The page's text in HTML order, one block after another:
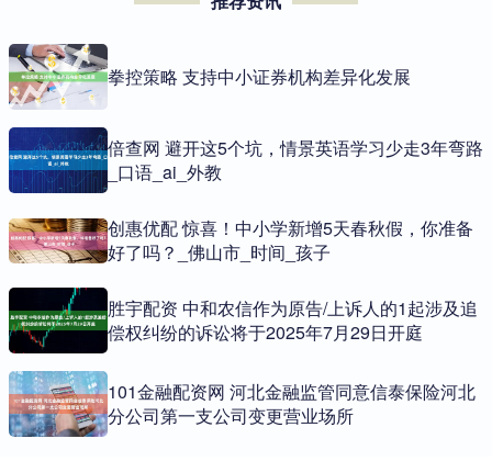
拳控策略 支持中小证券机构差异化发展
倍查网 避开这5个坑，情景英语学习少走3年弯路
_口语_ai_外教
创惠优配 惊喜！中小学新增5天春秋假，你准备
好了吗？_佛山市_时间_孩子
胜宇配资 中和农信作为原告/上诉人的1起涉及追
偿权纠纷的诉讼将于2025年7月29日开庭
101金融配资网 河北金融监管同意信泰保险河北
分公司第一支公司变更营业场所